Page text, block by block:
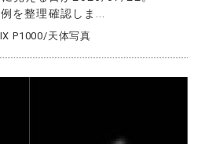
を整理確認しま...
P1000/天体写真